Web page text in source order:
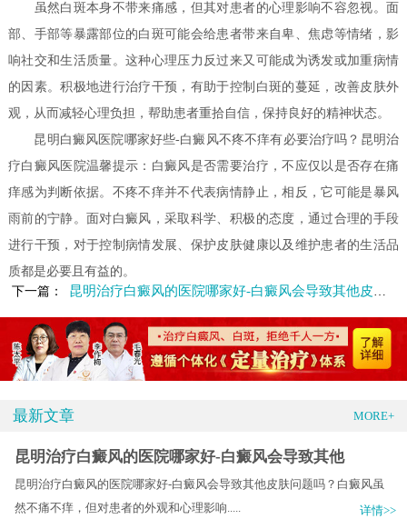
虽然白斑本身不带来痛感，但其对患者的心理影响不容忽视。面
部、手部等暴露部位的白斑可能会给患者带来自卑、焦虑等情绪，影
响社交和生活质量。这种心理压力反过来又可能成为诱发或加重病情
的因素。积极地进行治疗干预，有助于控制白斑的蔓延，改善皮肤外
观，从而减轻心理负担，帮助患者重拾自信，保持良好的精神状态。
昆明白癜风医院哪家好些-白癜风不疼不痒有必要治疗吗？昆明治
疗白癜风医院温馨提示：白癜风是否需要治疗，不应仅以是否存在痛
痒感为判断依据。不疼不痒并不代表病情静止，相反，它可能是暴风
雨前的宁静。面对白癜风，采取科学、积极的态度，通过合理的手段
进行干预，对于控制病情发展、保护皮肤健康以及维护患者的生活品
质都是必要且有益的。
下一篇：
昆明治疗白癜风的医院哪家好-白癜风会导致其他皮肤问题吗
最新文章 MORE+
昆明治疗白癜风的医院哪家好-白癜风会导致其他
昆明治疗白癜风的医院哪家好-白癜风会导致其他皮肤问题吗？白癜风虽
然不痛不痒，但对患者的外观和心理影响.....
详情>>